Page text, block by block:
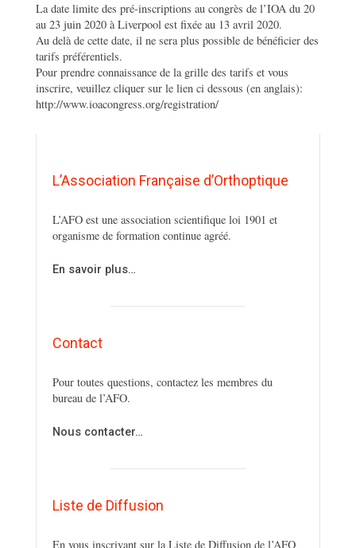
La date limite des pré-inscriptions au congrès de l’IOA du 20
au 23 juin 2020 à Liverpool est fixée au 13 avril 2020.
Au delà de cette date, il ne sera plus possible de bénéficier des
tarifs préférentiels.
Pour prendre connaissance de la grille des tarifs et vous
inscrire, veuillez cliquer sur le lien ci dessous (en anglais):
http://www.ioacongress.org/registration/
L’Association Française d’Orthoptique
L’AFO est une association scientifique loi 1901 et
organisme de formation continue agréé.
En savoir plus…
Contact
Pour toutes questions, contactez les membres du
bureau de l’AFO.
Nous contacter…
Liste de Diffusion
En vous inscrivant sur la Liste de Diffusion de l’AFO